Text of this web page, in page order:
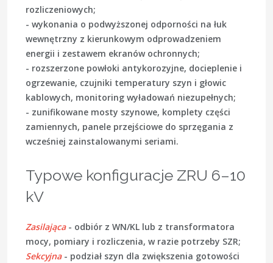
rozliczeniowych;
- wykonania o podwyższonej odporności na łuk
wewnętrzny z kierunkowym odprowadzeniem
energii i zestawem ekranów ochronnych;
- rozszerzone powłoki antykorozyjne, docieplenie i
ogrzewanie, czujniki temperatury szyn i głowic
kablowych, monitoring wyładowań niezupełnych;
- zunifikowane mosty szynowe, komplety części
zamiennych, panele przejściowe do sprzęgania z
wcześniej zainstalowanymi seriami.
Typowe konfiguracje ZRU 6–10
kV
Zasilająca- odbiór z WN/KL lub z transformatora
mocy, pomiary i rozliczenia, w razie potrzeby SZR;
Sekcyjna- podział szyn dla zwiększenia gotowości